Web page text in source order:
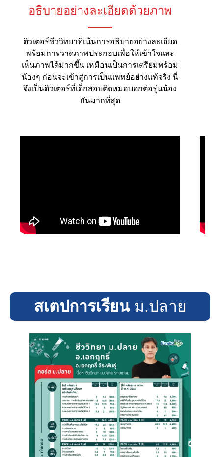
อธิบายอย่างละเอียดด้วยภาพ
ติวเตอร์ชีววิทยาที่เน้นการอธิบายอย่างละเอียด
พร้อมการวาดภาพประกอบเพื่อให้เข้าใจและ
เห็นภาพได้มากขึ้น เหมือนเป็นการเตรียมพร้อม
น้องๆ ก่อนจะเข้าสู่การเป็นแพทย์อย่างแท้จริง นี่
จึงเป็นติวเตอร์ที่เด็กสอบติดหมอบอกต่อรุ่นน้อง
กันมากที่สุด
สเตปการเรียนม.ปลาย